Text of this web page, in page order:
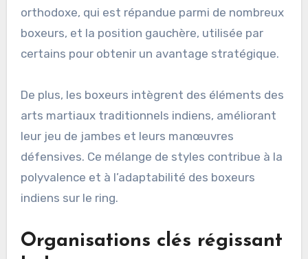
orthodoxe, qui est répandue parmi de nombreux
boxeurs, et la position gauchère, utilisée par
certains pour obtenir un avantage stratégique.
De plus, les boxeurs intègrent des éléments des
arts martiaux traditionnels indiens, améliorant
leur jeu de jambes et leurs manœuvres
défensives. Ce mélange de styles contribue à la
polyvalence et à l’adaptabilité des boxeurs
indiens sur le ring.
Organisations clés régissant